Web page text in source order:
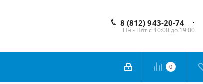
8 (812) 943-20-74
Пн - Пят с 10:00 до 19:00
0